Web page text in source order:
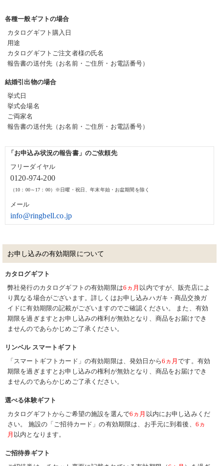
各種一般ギフトの場合
カタログギフト購入日
用途
カタログギフトご注文者様の氏名
報告書の送付先（お名前・ご住所・お電話番号）
結婚引出物の場合
挙式日
挙式会場名
ご両家名
報告書の送付先（お名前・ご住所・お電話番号）
「お申込み状況の報告書」のご依頼先
フリーダイヤル
0120-974-200
（10：00～17：00）※日曜・祝日、年末年始・お盆期間を除く
メール
info@ringbell.co.jp
お申し込みの有効期限について
カタログギフト
弊社発行のカタログギフトの有効期限は6ヵ月 以内ですが、販売店によ
り異なる場合がございます。詳しくはお申し込みハガキ・商品交換ガ
イドに有効期限の記載がございますのでご確認ください。 また、有効
期限を過ぎますとお申し込みの権利が無効となり、商品をお届けでき
ませんのであらかじめご了承ください。
リンベル スマートギフト
「スマートギフトカード」の有効期限は、発効日から6ヵ月です。有効
期限を過ぎますとお申し込みの権利が無効となり、商品をお届けでき
ませんのであらかじめご了承ください。
選べる体験ギフト
カタログギフトからご希望の施設を選んで6ヵ月 以内にお申し込みくだ
さい。 施設の「ご招待カード」の有効期限は、お手元に到着後、 6ヵ
月 以内となります。
ご招待券ギフト